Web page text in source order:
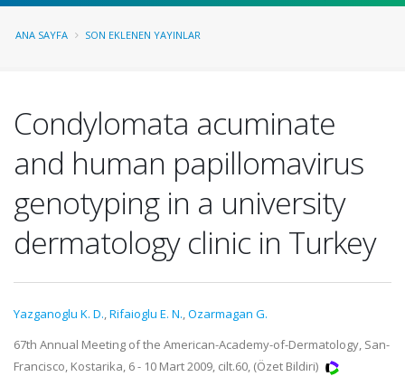
ANA SAYFA SON EKLENEN YAYINLAR
Condylomata acuminate
and human papillomavirus
genotyping in a university
dermatology clinic in Turkey
Yazganoglu K. D.,Rifaioglu E. N.,Ozarmagan G.
67th Annual Meeting of the American-Academy-of-Dermatology, San-
Francisco, Kostarika, 6 - 10 Mart 2009, cilt.60, (Özet Bildiri)